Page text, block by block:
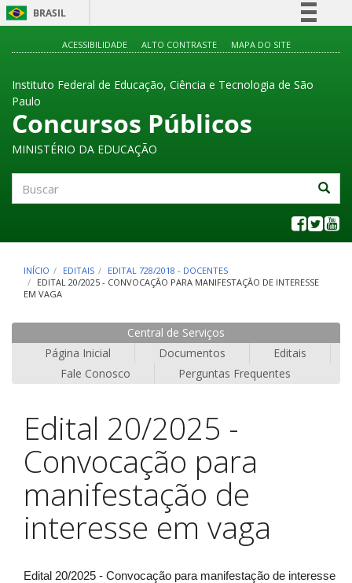
BRASIL
Participe
Legislação
ACESSIBILIDADE ALTO CONTRASTE MAPA DO SITE
Instituto Federal de Educação, Ciência e Tecnologia de São
Paulo
Concursos Públicos
MINISTÉRIO DA EDUCAÇÃO
INÍCIO EDITAIS
EDITAL 728/2018 - DOCENTES
EDITAL 20/2025 - CONVOCAÇÃO PARA MANIFESTAÇÃO DE INTERESSE
EM VAGA
Central de Serviços
Página Inicial
Documentos
Editais
Fale Conosco
Perguntas Frequentes
Edital 20/2025 -
Convocação para
manifestação de
interesse em vaga
Edital 20/2025 - Convocação para manifestação de interesse